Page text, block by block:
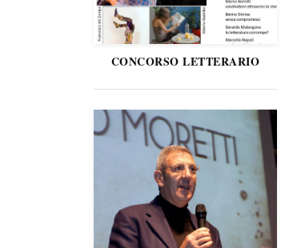
CONCORSO LETTERARIO